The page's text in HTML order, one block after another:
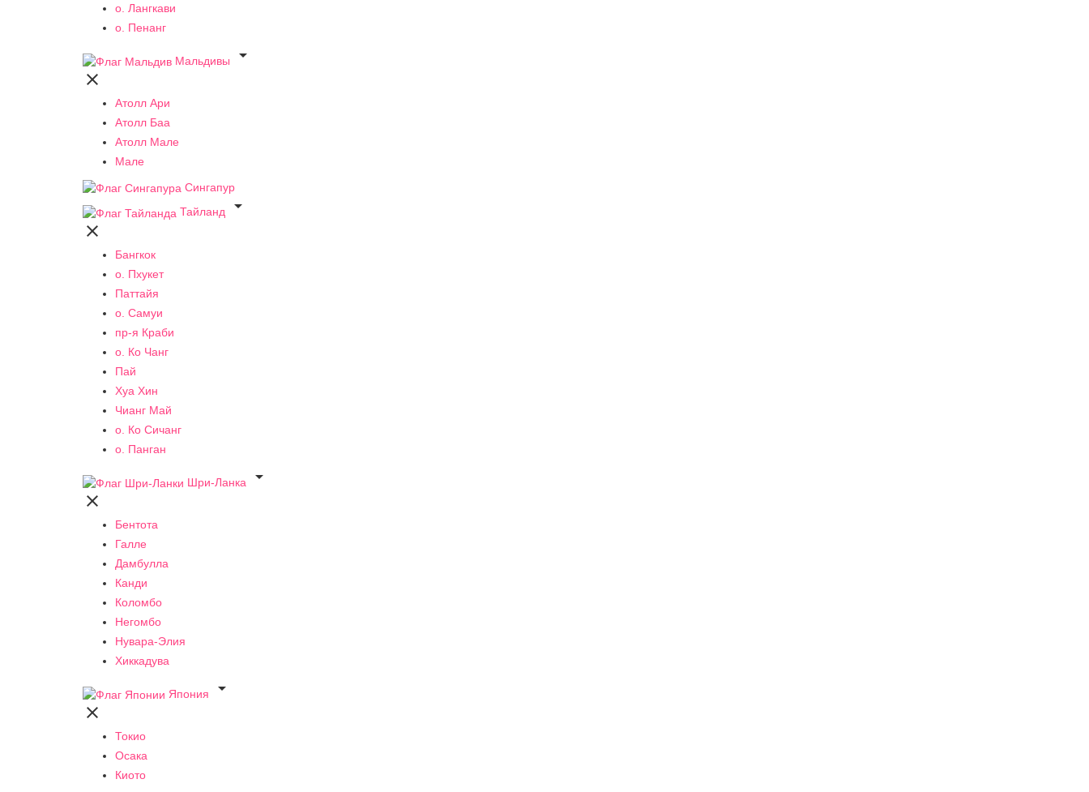
о. Лангкави
о. Пенанг
Мальдивы


Атолл Ари
Атолл Баа
Атолл Мале
Мале
Сингапур
Тайланд


Бангкок
о. Пхукет
Паттайя
о. Самуи
пр-я Краби
о. Ко Чанг
Пай
Хуа Хин
Чианг Май
о. Ко Сичанг
о. Панган
Шри-Ланка


Бентота
Галле
Дамбулла
Канди
Коломбо
Негомбо
Нувара-Элия
Хиккадува
Япония


Токио
Осака
Киото